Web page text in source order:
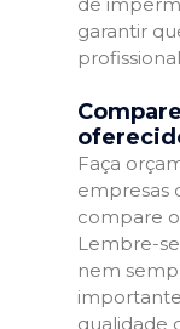
garantir
Faça
empresas
compare
Lembre-
nem
qualidade